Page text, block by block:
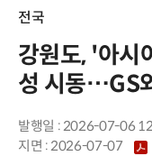
전국
강원도, '아시
성 시동…GS
발행일 : 2026-07-06
지면 :2026-07-07